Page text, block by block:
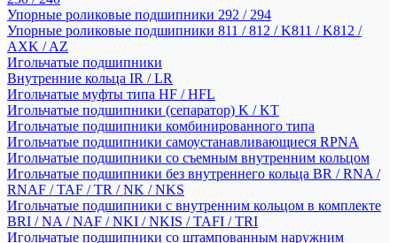
Упорные роликовые подшипники 292 / 294
Упорные роликовые подшипники 811 / 812 / K811 / K812 /
AXK / AZ
Игольчатые подшипники
Внутренние кольца IR / LR
Игольчатые муфты типа HF / HFL
Игольчатые подшипники (сепаратор) K / KT
Игольчатые подшипники комбинированного типа
Игольчатые подшипники самоустанавливающиеся RPNA
Игольчатые подшипники со съемным внутренним кольцом
Игольчатые подшипники без внутреннего кольца BR / RNA /
RNAF / TAF / TR / NK / NKS
Игольчатые подшипники с внутренним кольцом в комплекте
BRI / NA / NAF / NKI / NKIS / TAFI / TRI
Игольчатые подшипники со штампованным наружним